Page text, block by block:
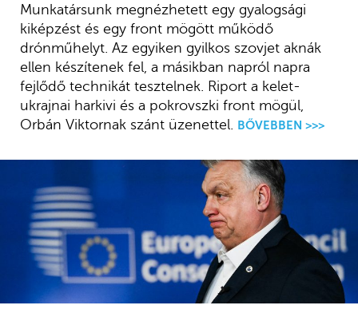
Munkatársunk megnézhetett egy gyalogsági
kiképzést és egy front mögött működő
drónműhelyt. Az egyiken gyilkos szovjet aknák
ellen készítenek fel, a másikban napról napra
fejlődő technikát tesztelnek. Riport a kelet-
ukrajnai harkivi és a pokrovszki front mögül,
Orbán Viktornak szánt üzenettel.
BŐVEBBEN >>>